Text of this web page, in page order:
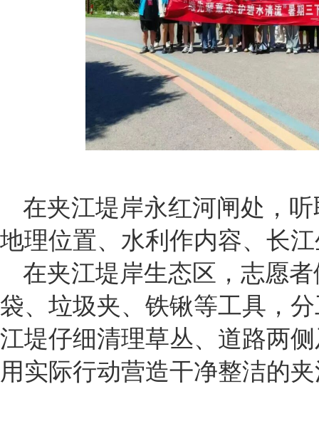
在夹江堤岸永红河闸处，
地理位置、水利作内容、长
在夹江堤岸生态区，志愿
袋、垃圾夹、铁锹等工具，
江堤仔细清理草丛、道路两
用实际行动营造干净整洁的